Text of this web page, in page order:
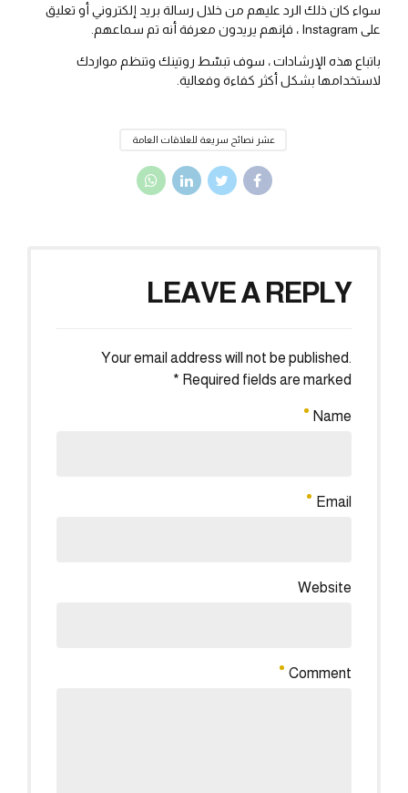
سواء كان ذلك الرد عليهم من خلال رسالة بريد إلكتروني أو تعليق
على Instagram ، فإنهم يريدون معرفة أنه تم سماعهم.
باتباع هذه الإرشادات ، سوف تبسّط روتينك وتنظم مواردك
لاستخدامها بشكل أكثر كفاءة وفعالية.
عشر نصائح سريعة للعلاقات العامة
LEAVE A REPLY
Your email address will not be published.
Required fields are marked *
Comment
Name
Email
Website